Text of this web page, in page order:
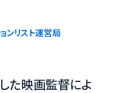
ンリスト運営局
た映画監督によ